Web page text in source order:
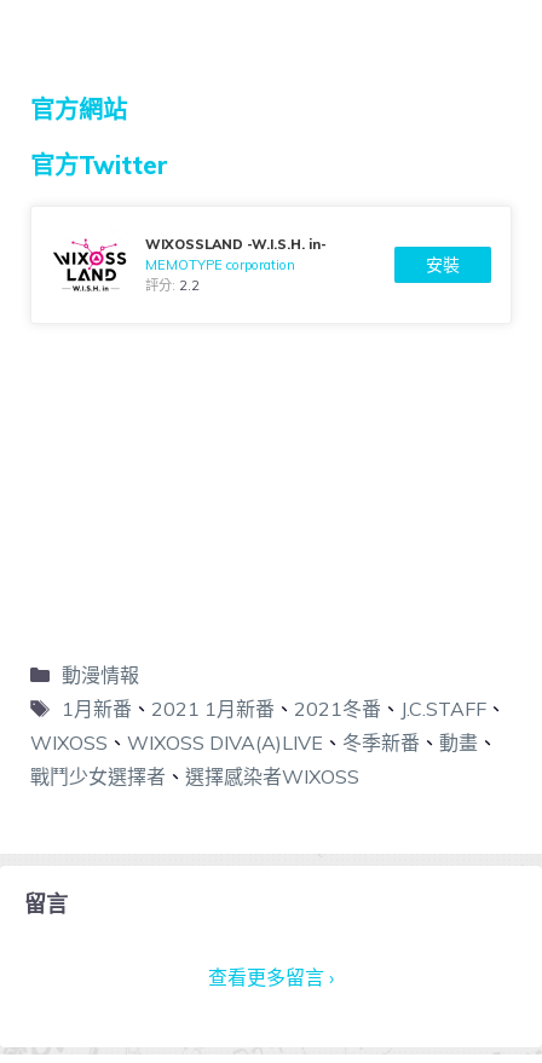
官方網站
官方Twitter
WIXOSSLAND -W.I.S.H. in-
MEMOTYPE corporation
評分: 2.2
安裝
動漫情報
1月新番 、 2021 1月新番 、 2021冬番 、 J.C.STAFF、
WIXOSS 、 WIXOSS DIVA(A)LIVE 、 冬季新番 、 動畫 、
戰鬥少女選擇者 、 選擇感染者WIXOSS
留言
查看更多留言 ›